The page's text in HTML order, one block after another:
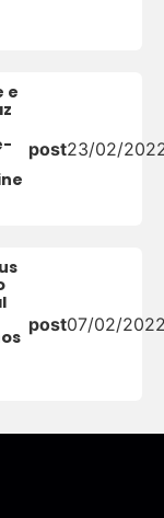
e
post23/02/
post07/02/